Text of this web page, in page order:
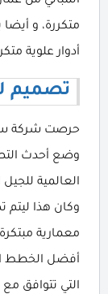
أدوار علوية
تصميم
حرصت شركة
وضع أحدث
العالمية للجيل
وكان هذا ليتم
معمارية
أفضل الخطط
التي تتوافق